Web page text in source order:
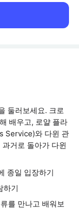
둘러보세요. 크로
배우고, 로얄 플라
Service)와 다윈 관
거로 돌아가 다윈
종일 입장하기
하기
를 만나고 배워보